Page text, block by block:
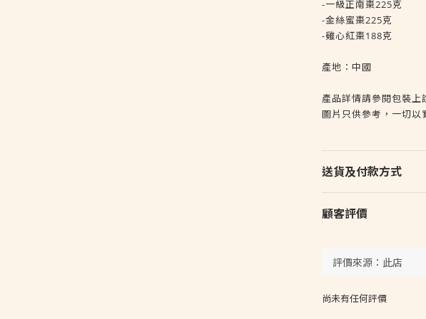
-一級正南棗225克
-金絲蜜棗225克
-雞心紅棗188克
產地：中國
產品詳情請參閱包裝上
圖片只供參考，一切以
送貨及付款方式
顧客評價
尚未有任何評價